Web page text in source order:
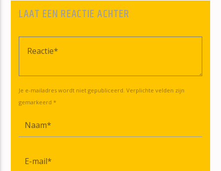
LAAT EEN REACTIE ACHTER
Je e-mailadres wordt niet gepubliceerd. Verplichte velden zijn
gemarkeerd *